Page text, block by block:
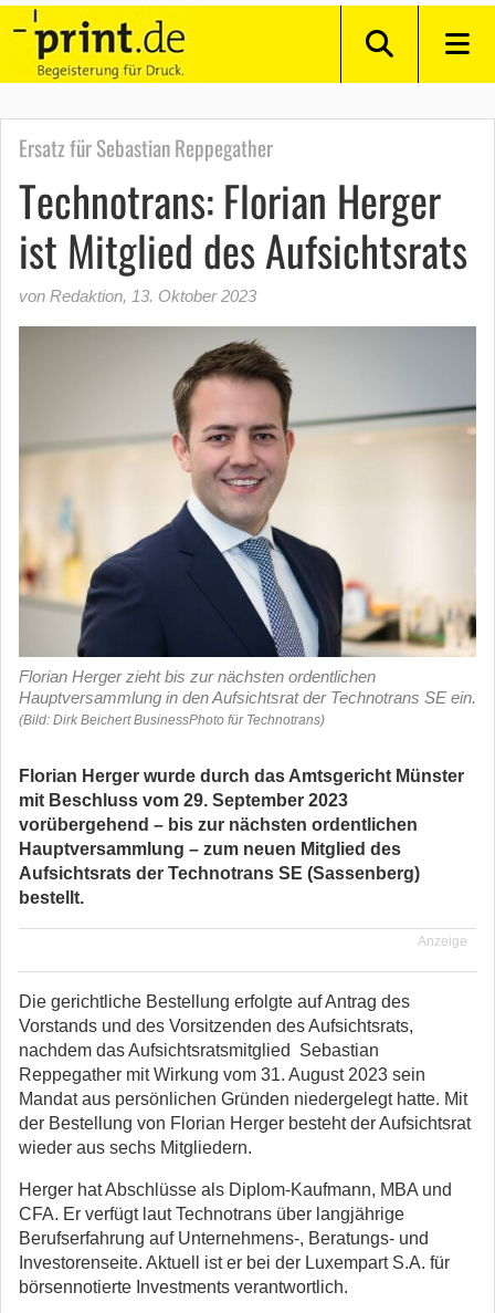
Ersatz für Sebastian Reppegather
Technotrans: Florian Herger
ist Mitglied des Aufsichtsrats
von Redaktion, 13. Oktober 2023
Florian Herger zieht bis zur nächsten ordentlichen
Hauptversammlung in den Aufsichtsrat der Technotrans SE ein.
(Bild: Dirk Beichert BusinessPhoto für Technotrans)
Florian Herger wurde durch das Amtsgericht Münster
mit Beschluss vom 29. September 2023
vorübergehend – bis zur nächsten ordentlichen
Hauptversammlung – zum neuen Mitglied des
Aufsichtsrats der Technotrans SE (Sassenberg)
bestellt.
Anzeige
Die gerichtliche Bestellung erfolgte auf Antrag des
Vorstands und des Vorsitzenden des Aufsichtsrats,
nachdem das Aufsichtsratsmitglied Sebastian
Reppegather mit Wirkung vom 31. August 2023 sein
Mandat aus persönlichen Gründen niedergelegt hatte. Mit
der Bestellung von Florian Herger besteht der Aufsichtsrat
wieder aus sechs Mitgliedern.
Herger hat Abschlüsse als Diplom-Kaufmann, MBA und
CFA. Er verfügt laut Technotrans über langjährige
Berufserfahrung auf Unternehmens-, Beratungs- und
Investorenseite. Aktuell ist er bei der Luxempart S.A. für
börsennotierte Investments verantwortlich.